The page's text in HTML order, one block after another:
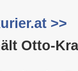
>>
Otto-